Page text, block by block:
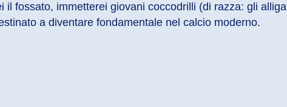
il fossato, immetterei giovani coccodrilli (di razza: gli
a diventare fondamentale nel calcio moderno.